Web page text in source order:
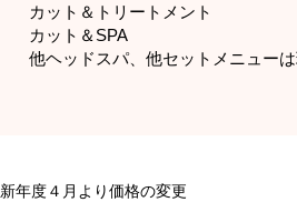
カット＆トリートメント
カット＆SPA
他ヘッドスパ、他セットメニュー
新年度４月より価格の変更